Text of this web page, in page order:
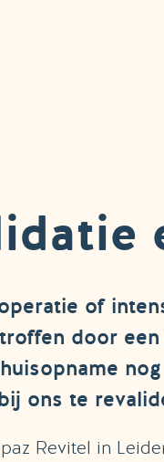
of
door
ons te
Revitel in